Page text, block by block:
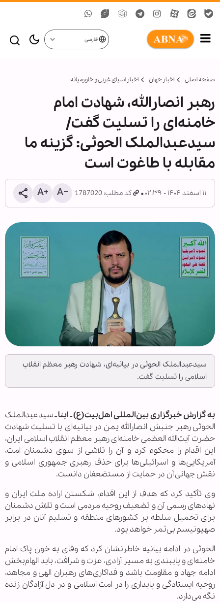
فارسی
صفحه اصلی اخبار جهان اخبار آسیای غربی و خاورمیانه
رهبر انصارالله، شهادت امام
خامنه‌ای را تسلیت گفت/
سیدعبدالملک الحوثی: گزینه ما
مقابله با طاغوت است
۱۱ اسفند ۱۴۰۴ - ۰۲:۳۹ کد مطلب: 1787020
سیدعبدالملک الحوثی در بیانیه‌ای، شهادت رهبر معظم انقلاب
اسلامی را تسلیت گفت.
به گزارش خبرگزاری بین‌المللی اهل‌بیت(ع) ـ ابنا ـسیدعبدالملک
الحوثی رهبر جنبش انصارالله یمن در بیانیه‌ای با تسلیت شهادت
حضرت آیت‌الله العظمی خامنه‌ای رهبر معظم انقلاب اسلامی ایران،
این اقدام را محکوم کرد و آن را تلاشی از سوی دشمنان امت،
آمریکایی‌ها و اسرائیلی‌ها برای حذف رهبری جمهوری اسلامی و
نقش جهانی آن در حمایت از مستضعفان دانست.
وی تأکید کرد که هدف از این اقدام، شکستن اراده ملت ایران و
نهادهای رسمی آن و تضعیف روحیه مردمی است و تلاش دشمنان
برای تحمیل سلطه بر کشورهای منطقه و تسلیم آنان در برابر
صهیونیسم بی‌ثمر خواهد بود.
الحوثی در ادامه بیانیه خاطرنشان کرد که وفای به خون پاک امام
خامنه‌ای و پایبندی به مسیر آزادی، عزت و شرافت، باید الهام‌بخش
ادامه جهاد و مقاومت باشد و فداکاری‌های رهبران الهی و مجاهد،
روحیه ایستادگی و پایداری را در امت اسلامی و در دل آزادگان زنده
نگه می‌دارد.